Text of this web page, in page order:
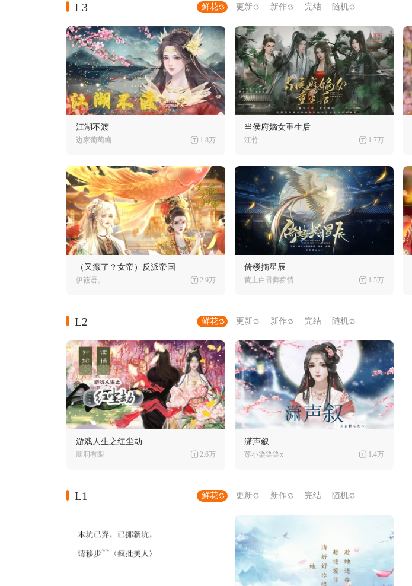
L3 鲜花 更新 新作 完结 随机
江湖不渡
边家葡萄糖 1.8万
当侯府嫡女重生后
江竹 1.7万
（又癫了？女帝）反派帝国
伊筱语。 2.9万
倚楼摘星辰
黄土白骨葬痴情 1.5万
L2 鲜花 更新 新作 完结 随机
游戏人生之红尘劫
脑洞有限 2.6万
潇声叙
苏小染染染x 1.4万
L1 鲜花 更新 新作 完结 随机